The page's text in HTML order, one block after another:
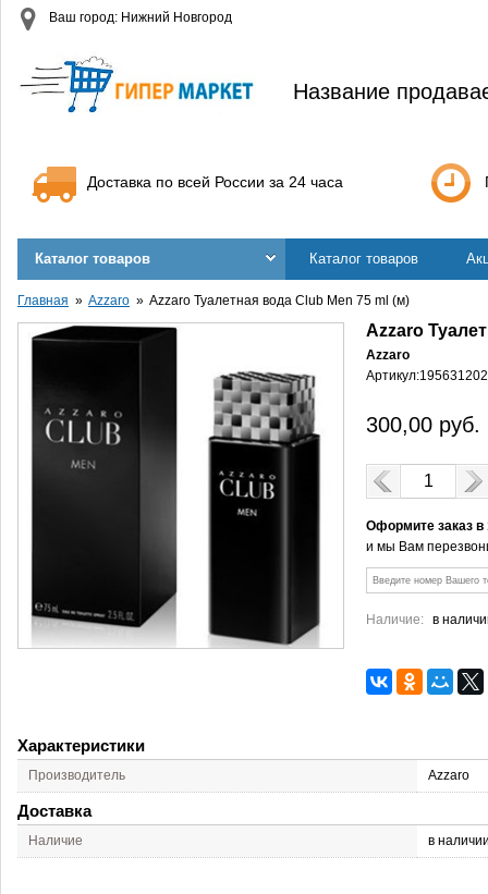
Ваш город: Нижний Новгород
Название
Доставка по всей России за 24 часа
Каталог товаров Каталог товаров
Главная Azzaro Azzaro Туалетная вода Club Men 75 ml (м)
Azzaro
Azzaro
Артикул:
300,00 руб.
Оформите заказ
и мы Вам
Наличие: в
Характеристики
Производитель Azzaro
Доставка
Наличие в